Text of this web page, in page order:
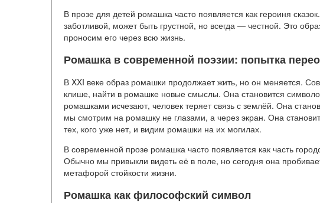
В прозе для детей ромашка часто появляется как героиня
заботливой, может быть грустной, но всегда — честной. Это
проносим его через всю жизнь.
Ромашка в современной поэзии: попытка
В XXI веке образ ромашки продолжает жить, но он меняется.
клише, найти в ромашке новые смыслы. Она становится
ромашками исчезают, человек теряет связь с землёй. Она
мы смотрим на ромашку не глазами, а через экран. Она
тех, кого уже нет, и видим ромашки на их могилах.
В современной прозе ромашка часто появляется как часть
Обычно мы привыкли видеть её в поле, но сегодня она
метафорой стойкости жизни.
Ромашка как философский символ